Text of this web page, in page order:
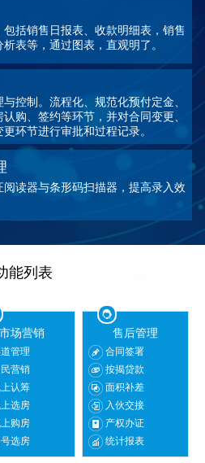
包括销售日报表、收款明细表，销售
表等，通过图表，直观明了。
控制。流程化、规范化预付定金、
购、签约等环节，并对合同变更、
环节进行审批和过程记录。
阅读器与条形码扫描器，提高录入效
能列表
市场营销
管理
营销
认筹
选房
购房
选房
售后管理
合同签署
按揭贷款
面积补差
入伙交接
产权办证
统计报表